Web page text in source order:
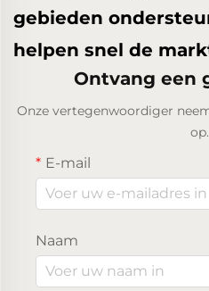
gebieden
helpen snel de
Ontvang een
Onze vertegenwoordiger
op.
E-mail
Naam